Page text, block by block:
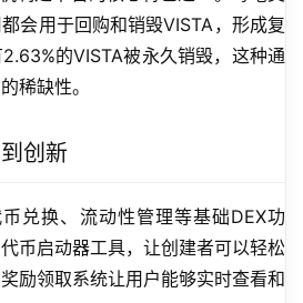
会用于回购和销毁VISTA，形成复
的VISTA被永久销毁，这种通
稀缺性。
创新
兑换、流动性管理等基础DEX功
币启动器工具，让创建者可以轻松
励领取系统让用户能够实时查看和